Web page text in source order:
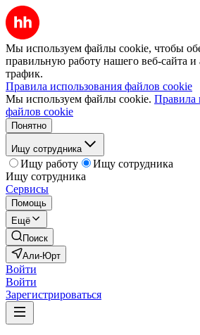
Мы используем файлы cookie, чтобы
правильную работу нашего веб-сайта и
трафик.
Правила использования файлов cookie
Мы используем файлы cookie. Правила
файлов cookie
Понятно
Ищу сотрудника
Ищу работу
Ищу сотрудника
Ищу сотрудника
Сервисы
Помощь
Ещё
Поиск
Али-Юрт
Войти
Войти
Зарегистрироваться